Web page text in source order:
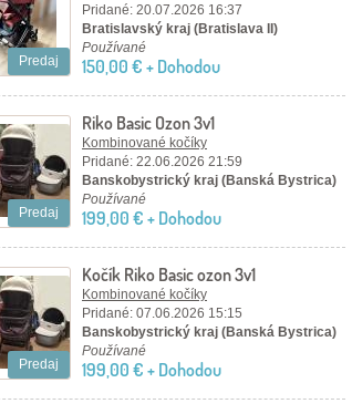
Predaj
Pridané: 20.07.2026 16:37
Bratislavský kraj (Bratislava II)
Používané
150,00 € + Dohodou
Predaj
Riko Basic Ozon 3v1
Kombinované kočíky
Pridané: 22.06.2026 21:59
Banskobystrický kraj (Banská Bystrica)
Používané
199,00 € + Dohodou
Predaj
Kočík Riko Basic ozon 3v1
Kombinované kočíky
Pridané: 07.06.2026 15:15
Banskobystrický kraj (Banská Bystrica)
Používané
199,00 € + Dohodou